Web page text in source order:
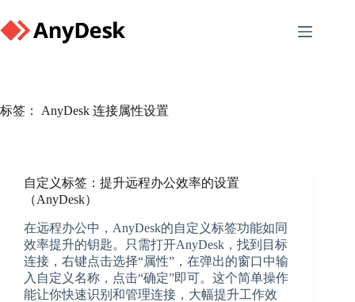
to
content
标签： AnyDesk 连接属性设置
自定义标签：提升远程办公效率的设置
（AnyDesk）
在远程办公中，AnyDesk的自定义标签功能如同
效率提升的钥匙。只需打开AnyDesk，找到目标
连接，右键点击选择“属性”，在弹出的窗口中输
入自定义名称，点击“确定”即可。这个简单操作
能让你快速识别和管理连接，大幅提升工作效